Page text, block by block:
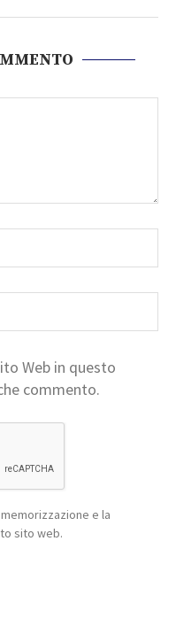
Web in questo
commento.
e la
sito web.